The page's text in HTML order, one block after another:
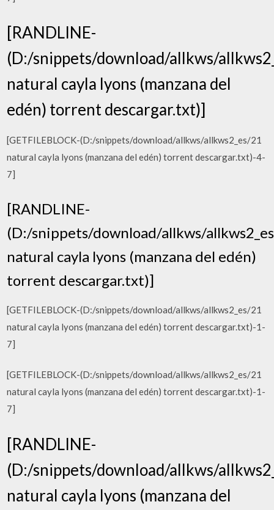
[RANDLINE-
(D:/snippets/download/allkws/
natural cayla lyons (manzana del
edén) torrent descargar.txt)]
[GETFILEBLOCK-(D:/snippets/download/allkws/allkws2_es/21
natural cayla lyons (manzana del edén) torrent descargar.txt)-4-
7]
[RANDLINE-
(D:/snippets/download/allkws/
natural cayla lyons (manzana del edén)
torrent descargar.txt)]
[GETFILEBLOCK-(D:/snippets/download/allkws/allkws2_es/21
natural cayla lyons (manzana del edén) torrent descargar.txt)-1-
7]
[GETFILEBLOCK-(D:/snippets/download/allkws/allkws2_es/21
natural cayla lyons (manzana del edén) torrent descargar.txt)-1-
7]
[RANDLINE-
(D:/snippets/download/allkws/
natural cayla lyons (manzana del